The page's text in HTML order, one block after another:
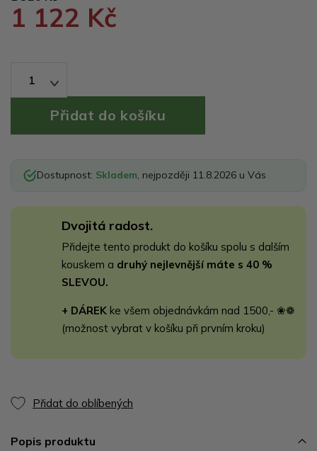
1 122 Kč
1
Dostupnost: Skladem, nejpozději 11.8.2026 u Vás
Dvojitá radost.
Přidejte tento produkt do košíku spolu s dalším
kouskem a druhý nejlevnější máte s 40 %
SLEVOU.
+ DÁREK ke všem objednávkám nad 1500,- ❀❁
(možnost vybrat v košíku při prvním kroku)
Přidat do oblíbených
Popis produktu